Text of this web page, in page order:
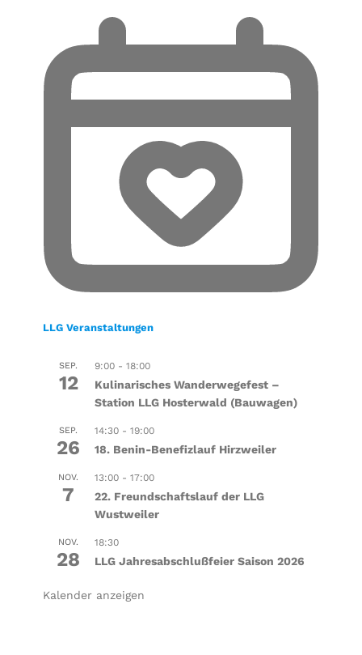
LLG Veranstaltungen
SEP.
12
9:00- 18:00
Kulinarisches Wanderwegefest –
Station LLG Hosterwald (Bauwagen)
SEP.
26
14:30- 19:00
18. Benin-Benefizlauf Hirzweiler
NOV.
7
13:00- 17:00
22. Freundschaftslauf der LLG
Wustweiler
NOV.
28
18:30
LLG Jahresabschlußfeier Saison 2026
Kalender anzeigen